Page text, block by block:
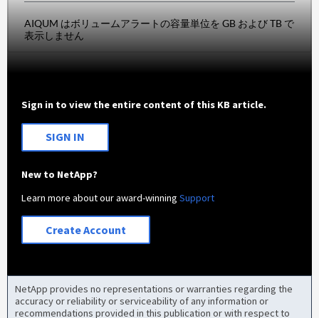
AIQUM はボリュームアラートの容量単位を GB および TB で
表示しません
Sign in to view the entire content of this KB article.
SIGN IN
New to NetApp?
Learn more about our award-winningSupport
Create Account
NetApp provides no representations or warranties regarding the
accuracy or reliability or serviceability of any information or
recommendations provided in this publication or with respect to